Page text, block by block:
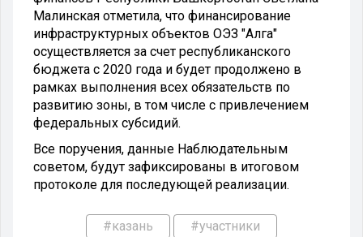
Малинская отметила, что финансирование
инфраструктурных объектов ОЭЗ "Алга"
осуществляется за счет республиканского
бюджета с 2020 года и будет продолжено в
рамках выполнения всех обязательств по
развитию зоны, в том числе с привлечением
федеральных субсидий.
Все поручения, данные Наблюдательным
советом, будут зафиксированы в итоговом
протоколе для последующей реализации.
#казань #участники